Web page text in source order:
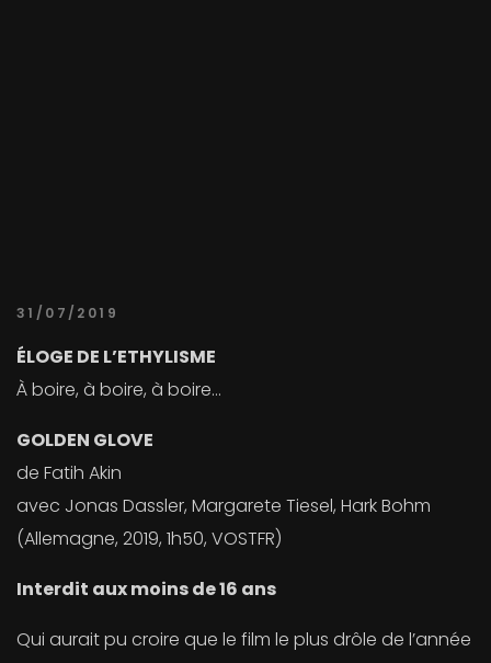
31/07/2019
ÉLOGE DE L’ETHYLISME
À boire, à boire, à boire…
GOLDEN GLOVE
de Fatih Akin
avec Jonas Dassler, Margarete Tiesel, Hark Bohm
(Allemagne, 2019, 1h50, VOSTFR)
Interdit aux moins de 16 ans
Qui aurait pu croire que le film le plus drôle de l’année